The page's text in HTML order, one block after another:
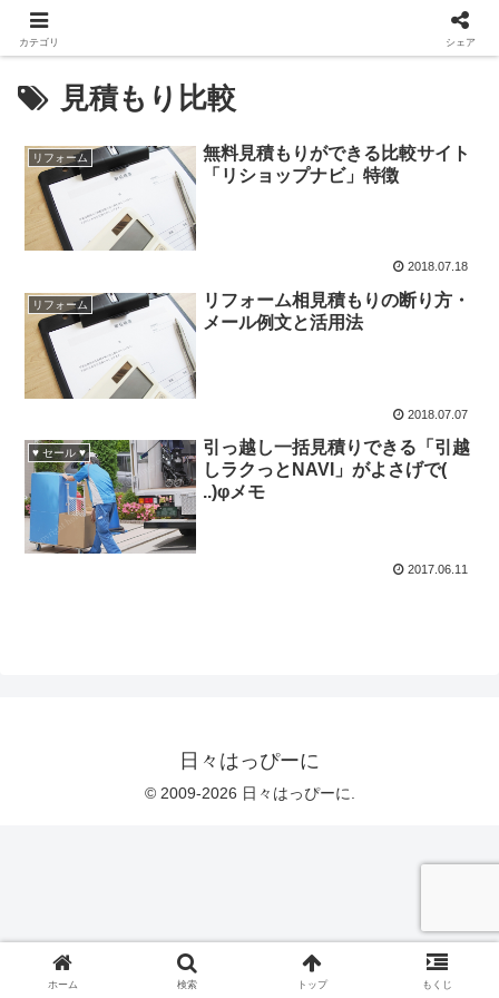
見積もり比較
リフォーム
無料見積もりができる比較サイト
「リショップナビ」特徴
2018.07.18
リフォーム
リフォーム相見積もりの断り方・
メール例文と活用法
2018.07.07
♥ セール ♥
引っ越し一括見積りできる「引越
しラクっとNAVI」がよさげで(
..)φメモ
2017.06.11
日々はっぴーに
© 2009-2026 日々はっぴーに.
カテゴリ シェア
ホーム 検索 トップ もくじ